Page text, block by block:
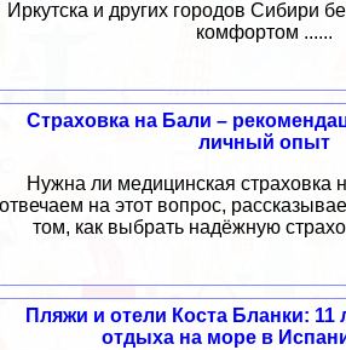
Иркутска и других городов Сибири
комфортом ......
Страховка на Бали –
личный опыт
Нужна ли медицинская страховка
отвечаем на этот вопрос,
том, как выбрать надёжную
Пляжи и отели Коста Бланки: 11
отдыха на море в